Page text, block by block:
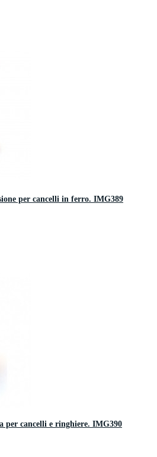
per cancelli in ferro. IMG389
per cancelli e ringhiere. IMG390